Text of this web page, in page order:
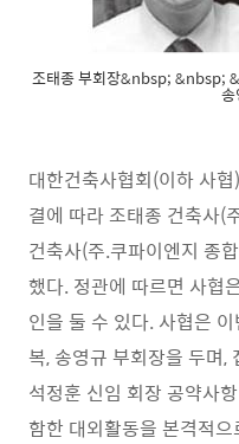
조태종 부회장&nbsp;
대한건축사협회(이하 사협)
결에 따라 조태종 건축사(
건축사(주.쿠파이엔지 종
했다. 정관에 따르면 사협
인을 둘 수 있다. 사협은
복,송영규 부회장을 두며,
석정훈 신임 회장 공약사
함한 대외활동을 본격적